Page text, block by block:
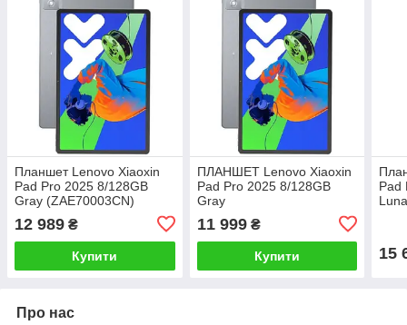
Планшет Lenovo Xiaoxin
Pad Pro 2025 8/128GB
Gray (ZAE70003CN)
12 989 ₴
Купити
ПЛАНШЕТ Lenovo Xiaoxin
Pad Pro 2025 8/128GB
Gray
11 999₴
Купити
Pad
15
Про нас